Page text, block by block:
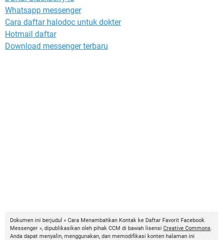
Whatsapp messenger
Cara daftar halodoc untuk dokter
Hotmail daftar
Download messenger terbaru
Dokumen ini berjudul « Cara Menambahkan Kontak ke Daftar Favorit Facebook
Messenger », dipublikasikan oleh pihak CCM di bawah lisensi Creative Commons.
Anda dapat menyalin, menggunakan, dan memodifikasi konten halaman ini